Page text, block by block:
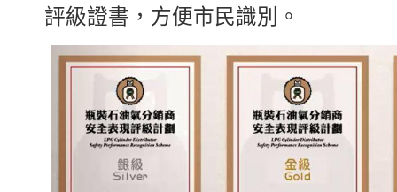
評級證書，方便市民識別。